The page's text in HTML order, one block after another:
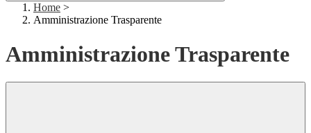
Home >
Amministrazione Trasparente
Amministrazione Trasparente